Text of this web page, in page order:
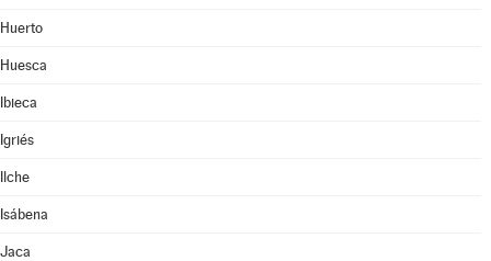
Huerto
Huesca
Ibieca
Igriés
Ilche
Isábena
Jaca